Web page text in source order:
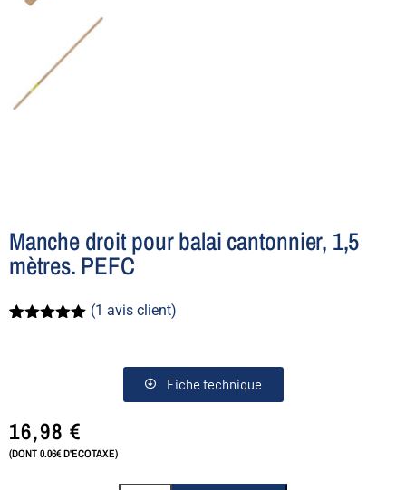
Manche droit pour balai cantonnier, 1,5
mètres. PEFC
(1 avis client)
Fiche technique
16,98€
(DONT 0.06€ D'ECOTAXE)